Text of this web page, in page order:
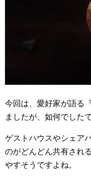
今回は、愛好家が語る
ましたが、如何でした
ゲストハウスやシェア
のがどんどん共有され
やすそうですよね。